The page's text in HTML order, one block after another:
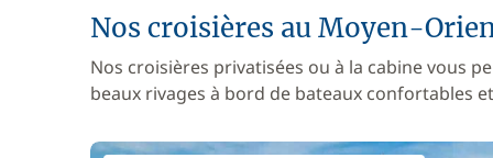
Nos croisières au Moyen-
Nos croisières privatisées ou à la cabine vous
beaux rivages à bord de bateaux confortables